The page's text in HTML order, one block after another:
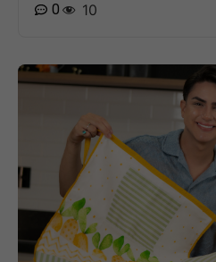
0
10